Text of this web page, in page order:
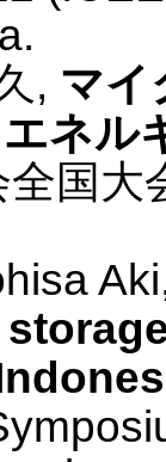
.
, マイ
ネル
国大
Aki